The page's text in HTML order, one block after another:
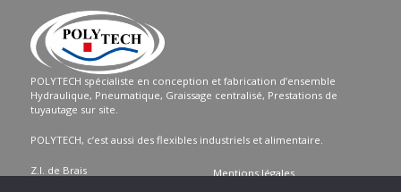
POLYTECH spécialiste en conception et fabrication d’ensemble
Hydraulique, Pneumatique, Graissage centralisé, Prestations de
tuyautage sur site.
POLYTECH, c’est aussi des flexibles industriels et alimentaire.
Z.I. de Brais
Mentions légales